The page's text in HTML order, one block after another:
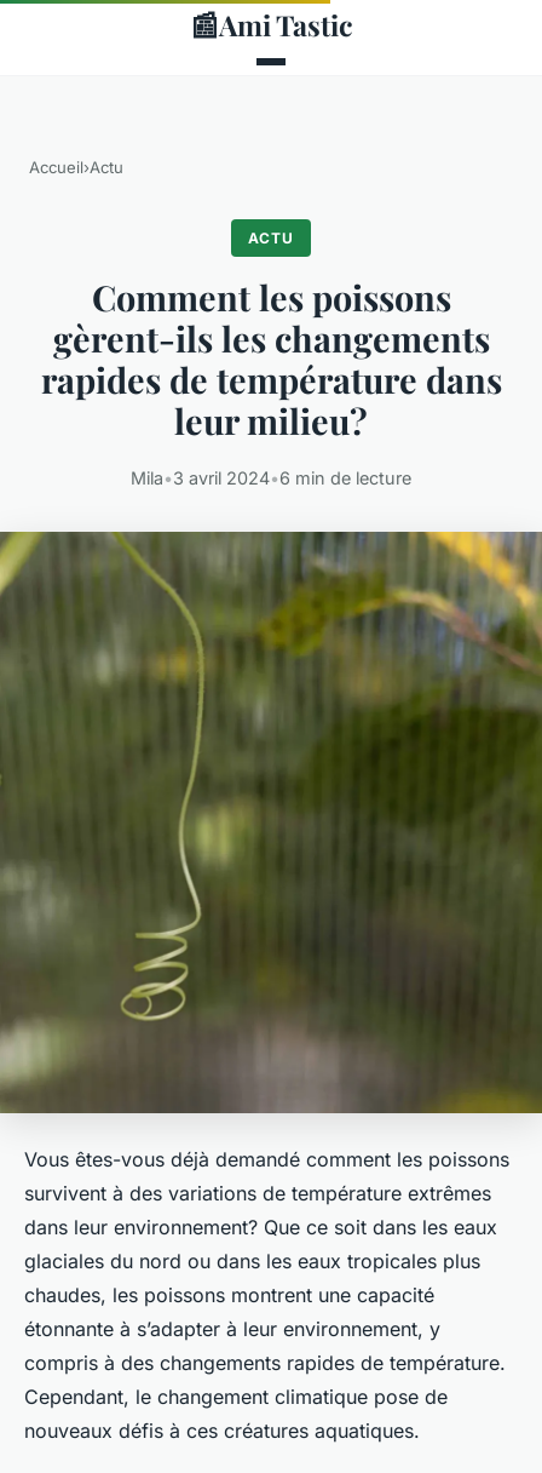
📰Ami Tastic
Accueil›Actu
ACTU
Comment les poissons
gèrent-ils les changements
rapides de température dans
leur milieu?
Mila•3 avril 2024•6 min de lecture
Vous êtes-vous déjà demandé comment les poissons
survivent à des variations de température extrêmes
dans leur environnement? Que ce soit dans les eaux
glaciales du nord ou dans les eaux tropicales plus
chaudes, les poissons montrent une capacité
étonnante à s’adapter à leur environnement, y
compris à des changements rapides de température.
Cependant, le changement climatique pose de
nouveaux défis à ces créatures aquatiques.